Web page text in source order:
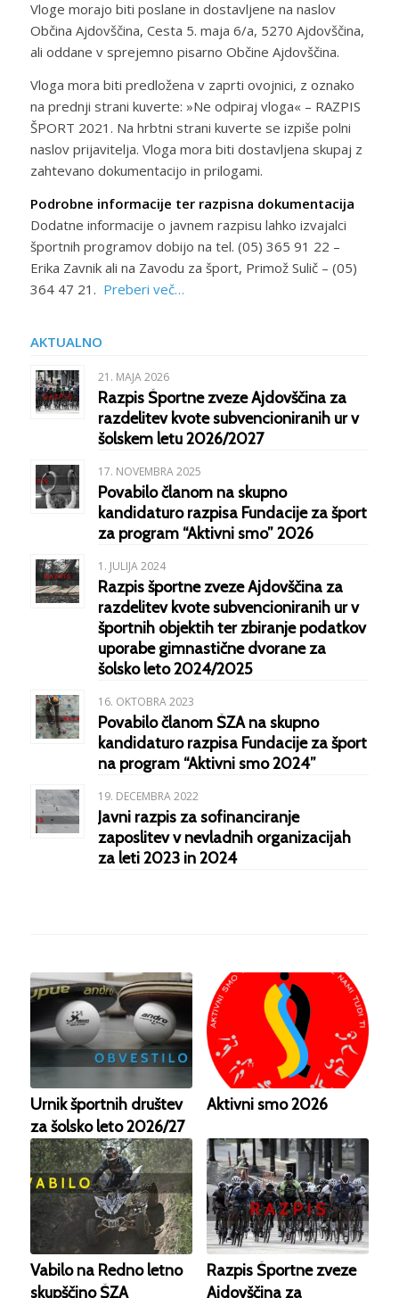
Vloge morajo biti poslane in dostavljene na naslov
Občina Ajdovščina, Cesta 5. maja 6/a, 5270 Ajdovščina,
ali oddane v sprejemno pisarno Občine Ajdovščina.
Vloga mora biti predložena v zaprti ovojnici, z oznako
na prednji strani kuverte: »Ne odpiraj vloga« – RAZPIS
ŠPORT 2021. Na hrbtni strani kuverte se izpiše polni
naslov prijavitelja. Vloga mora biti dostavljena skupaj z
zahtevano dokumentacijo in prilogami.
Podrobne informacije ter razpisna dokumentacija
Dodatne informacije o javnem razpisu lahko izvajalci
športnih programov dobijo na tel. (05) 365 91 22 –
Erika Zavnik ali na Zavodu za šport, Primož Sulič – (05)
364 47 21. Preberi več…
AKTUALNO
21. MAJA 2026
Razpis Športne zveze Ajdovščina za
razdelitev kvote subvencioniranih ur v
šolskem letu 2026/2027
17. NOVEMBRA 2025
Povabilo članom na skupno
kandidaturo razpisa Fundacije za šport
za program “Aktivni smo” 2026
1. JULIJA 2024
Razpis športne zveze Ajdovščina za
razdelitev kvote subvencioniranih ur v
športnih objektih ter zbiranje podatkov
uporabe gimnastične dvorane za
šolsko leto 2024/2025
16. OKTOBRA 2023
Povabilo članom ŠZA na skupno
kandidaturo razpisa Fundacije za šport
na program “Aktivni smo 2024”
19. DECEMBRA 2022
Javni razpis za sofinanciranje
zaposlitev v nevladnih organizacijah
za leti 2023 in 2024
Urnik športnih društev
za šolsko leto 2026/27
Aktivni smo 2026
Vabilo na Redno letno
skupščino ŠZA
Razpis Športne zveze
Ajdovščina za